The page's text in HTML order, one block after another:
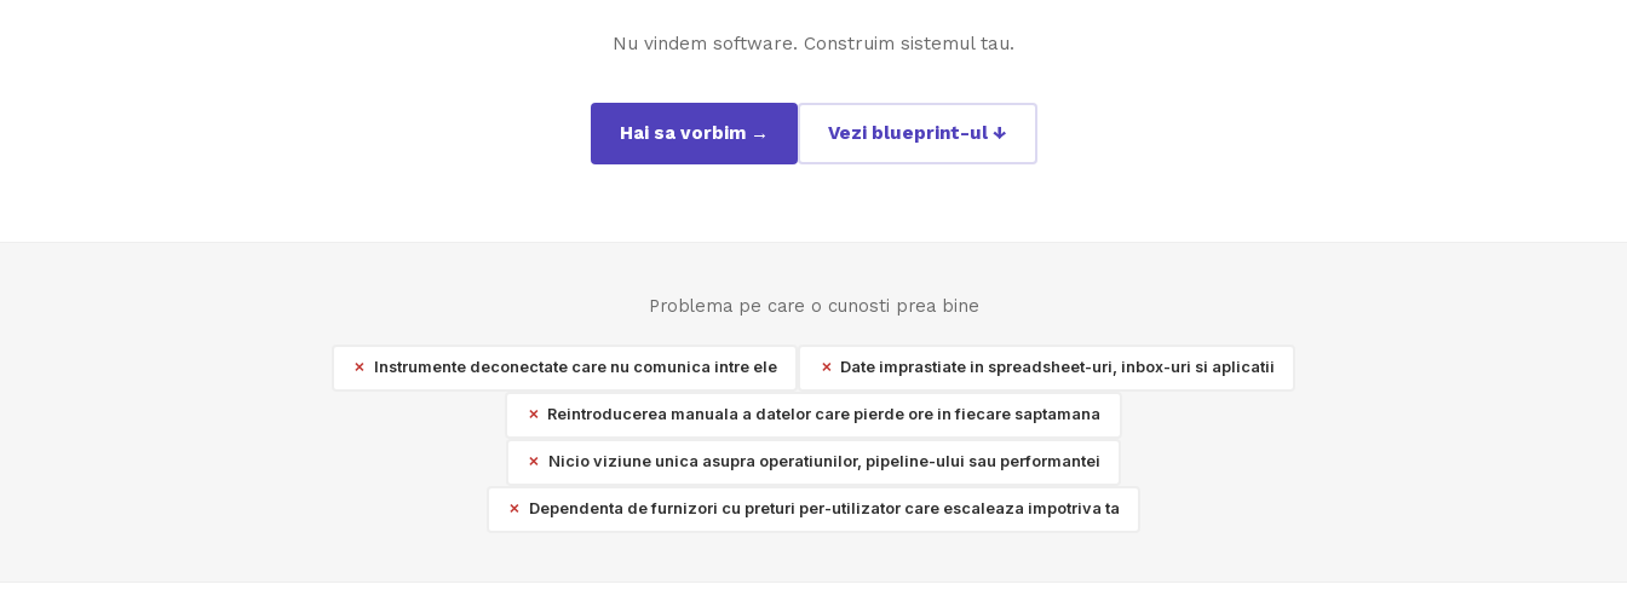
Nu vindem software. Construim sistemul tau.
Hai sa vorbim → Vezi blueprint-ul ↓
Problema pe care o cunosti prea bine
Instrumente deconectate care nu comunica intre ele Date imprastiate in spreadsheet-uri, inbox-uri si aplicatii
Reintroducerea manuala a datelor care pierde ore in fiecare saptamana
Nicio viziune unica asupra operatiunilor, pipeline-ului sau performantei
Dependenta de furnizori cu preturi per-utilizator care escaleaza impotriva ta